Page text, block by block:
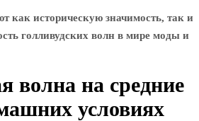
как историческую значимость, так и
голливудских волн в мире моды и
волна на средние
условиях